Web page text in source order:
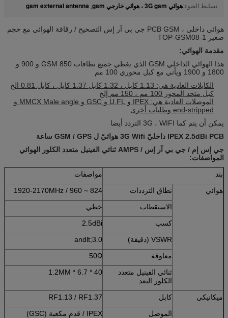
تسليط الضوء:هوائي 3G gsm ، هوائي خارجي gsm ,
gsm external antenna
هوائي داخلي ، PCB GSM جي بي آر إس التصحيح / رقاقة الهوائي مع حجم
صغير TOP-GSM08-1
مقدمة الهوائي:
هذا الهوائي الداخلي GSM الذي يغطي جميع نطاقات GSM 850 و 900 و
1800 و 1900 ويأتي مع كبل محوري 100 مم
الكابلات العادية هي: 1.13 كابل ، 1.32 كابل 1.37 كابل ، كابل 0.81 الخ
كبل متحد المحور 100 مم ، 150 مم إلخ
الموصلات العادية هي: IPEX و U.FL و GSC و MMCX Male angle و
end-stripped وطلبات أخرى
يمكن أن يتم كما 3G ، WIFI التردد أيضا
IPEX 2.5dBi PCB داخليّ 3G Wifi هوائيّ ل GSM / GPS ساعة
جي إس إم / جي بي آر إس / AMPS ثنائي الفينيل متعدد الكلور الهوائي
المواصفات:
بند
مواصفات
هوائي
نطاق الترددات
824 ~ 960 / 1920-2170MHz
الاستقطاب
خطي
كسب
2.5dBi
VSWR (دقيقة)
andlt;3.0
معاوقة
50Ω
ثنائي الفينيل متعدد
الكلور البعد
40 * 6.7 * 1.2MM
ميكانيكي كابل
RF1.13 / RF1.37
الموصل
IPEX / قدم مكعبة (GSC)